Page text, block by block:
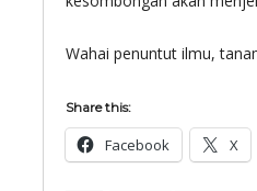
Wahai penuntut ilmu,
Share this:
Facebook X